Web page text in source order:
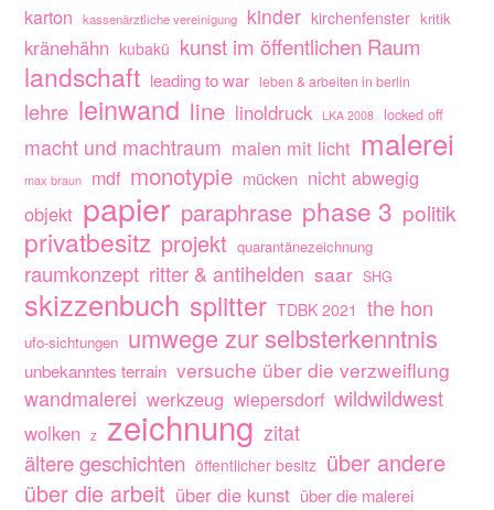
karton kassenärztliche vereinigung kinder kirchenfenster kritik
kränehähn kubakü kunst im öffentlichen Raum
landschaft leading to war leben & arbeiten in berlin
lehre leinwand line linoldruck LKA 2008 locked off
macht und machtraum malen mit licht malerei
max braun mdf monotypie mücken nicht abwegig
objekt papier paraphrase phase 3 politik
privatbesitz projekt quarantänezeichnung
raumkonzept ritter & antihelden saar SHG
skizzenbuch splitter TDBK 2021 the hon
ufo-sichtungen umwege zur selbsterkenntnis
unbekanntes terrain versuche über die verzweiflung
wandmalerei werkzeug wiepersdorf wildwildwest
wolken z zeichnung zitat
ältere geschichten öffentlicher besitz über andere
über die arbeit über die kunst über die malerei